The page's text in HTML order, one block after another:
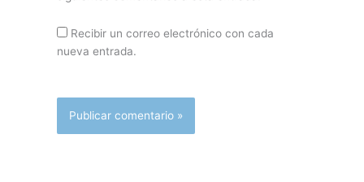
Recibir un correo electrónico con cada
nueva entrada.